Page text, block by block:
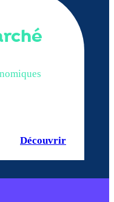
Découvrir